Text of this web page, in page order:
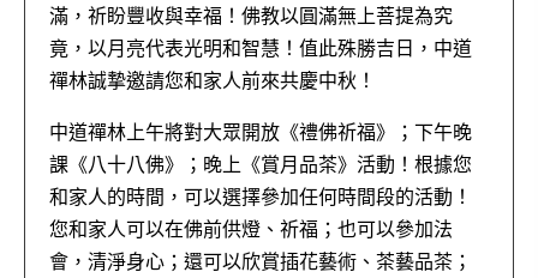
滿，祈盼豐收與幸福！佛教以圓滿無上菩提為究
竟，以月亮代表光明和智慧！值此殊勝吉日，中道
禪林誠摯邀請您和家人前來共慶中秋！
中道禪林上午將對大眾開放《禮佛祈福》；下午晚
課《八十八佛》；晚上《賞月品茶》活動！根據您
和家人的時間，可以選擇參加任何時間段的活動！
您和家人可以在佛前供燈、祈福；也可以參加法
會，清淨身心；還可以欣賞插花藝術、茶藝品茶；